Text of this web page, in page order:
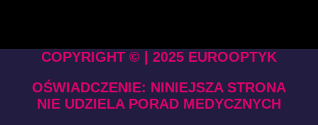
COPYRIGHT © | 2025 EUROOPTYK
OŚWIADCZENIE: NINIEJSZA STRONA
NIE UDZIELA PORAD MEDYCZNYCH